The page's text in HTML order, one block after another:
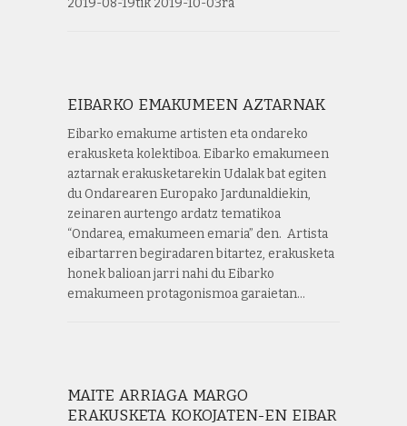
2019-08-19tik 2019-10-03ra
EIBARKO EMAKUMEEN AZTARNAK
Eibarko emakume artisten eta ondareko
erakusketa kolektiboa. Eibarko emakumeen
aztarnak erakusketarekin Udalak bat egiten
du Ondarearen Europako Jardunaldiekin,
zeinaren aurtengo ardatz tematikoa
“Ondarea, emakumeen emaria” den. Artista
eibartarren begiradaren bitartez, erakusketa
honek balioan jarri nahi du Eibarko
emakumeen protagonismoa garaietan…
MAITE ARRIAGA MARGO
ERAKUSKETA KOKOJATEN-EN EIBAR